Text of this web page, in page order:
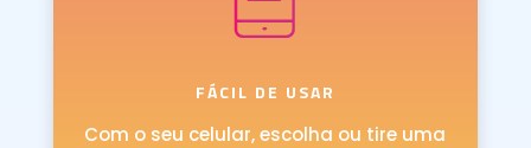
FÁCIL DE USAR
Com o seu celular, escolha ou tire uma